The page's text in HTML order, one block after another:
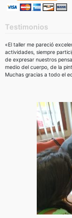
Testimonios
«El taller me pareció
actividades, siempre
de expresar nuestros
medio del cuerpo, de la
Muchas gracias a todo el